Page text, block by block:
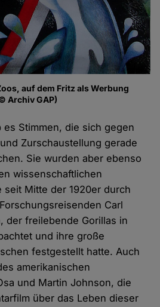
auf dem Fritz als Werbung
Archiv GAP)
Stimmen, die sich gegen
Zurschaustellung gerade
Sie wurden aber ebenso
wissenschaftlichen
seit Mitte der 1920er durch
Carl
der freilebende Gorillas in
und ihre große
festgestellt hatte. Auch
amerikanischen
und Martin Johnson, die
über das Leben dieser